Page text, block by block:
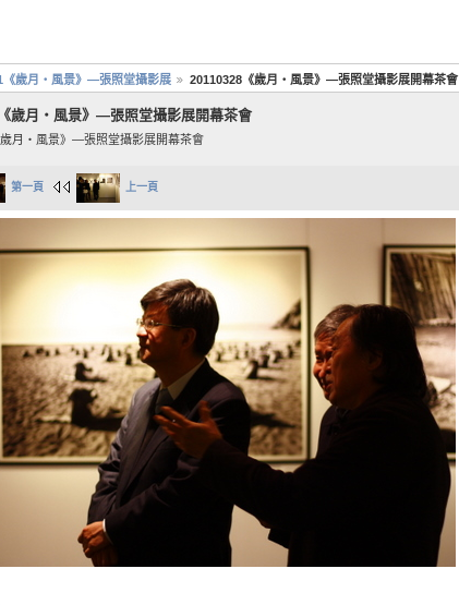
《歲月‧風景》—張照堂攝影展 20110328《歲月‧風景》—張照堂攝影展開幕茶會
歲月‧風景》—張照堂攝影展開幕茶會
歲月‧風景》—張照堂攝影展開幕茶會
第一頁 上一頁